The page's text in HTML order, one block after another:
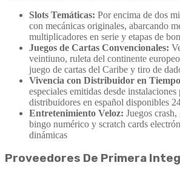
Slots Temáticas: Por encima de dos
con mecánicas originales, abarcando
multiplicadores en serie y etapas de
Juegos de Cartas Convencionales:
veintiuno, ruleta del continente
juego de cartas del Caribe y tiro de
Vivencia con Distribuidor en
especiales emitidas desde
distribuidores en español disponibles
Entretenimiento Veloz: Juegos
bingo numérico y scratch cards
dinámicas
Proveedores De Primera